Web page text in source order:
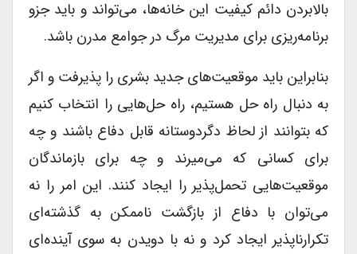
بالابردن دائم کیفیت این خانه‌ها، می‌تواند و باید جزو
برنامه‌ریزی برای مدیریت مرگ در جوامع مدرن باشد.
بنابراین باید موقعیت‌های جدید بشری را پذیرفت و اگر
به دنبال راه حل هستیم، راه حل‌هایی را انتخاب کنیم
که بتوانند از لحاظ دگردوستانه قابل دفاع باشند و چه
برای کسانی که می‌میرند و چه برای بازماندگان
موقعیت‌هایی تحمل‌پذیر را ایجاد کنند. این امر را نه
می‌توان با دفاع از بازگشت ناممکن به گذشته‌ای
تکرارناپذیر ایجاد کرد و نه با دویدن به سوی آینده‌ای